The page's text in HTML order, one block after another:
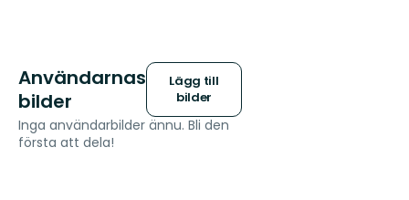
Användarnas
bilder
Lägg till
bilder
Inga användarbilder ännu. Bli den
första att dela!